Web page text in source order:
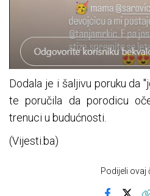
Dodala je i šaljivu poruku da
te poručila da porodicu
trenuci u budućnosti.
(Vijesti.ba)
Podijeli ovaj